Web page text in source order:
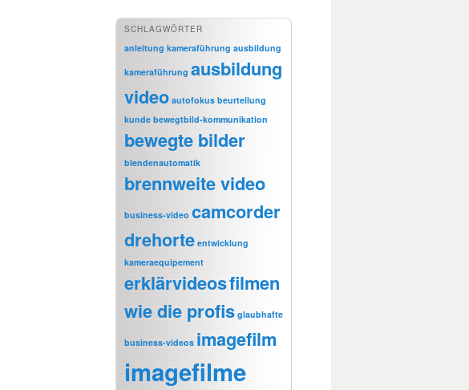
SCHLAGWÖRTER
anleitung kameraführung ausbildung
kameraführung ausbildung
video autofokus beurteilung
kunde bewegtbild-kommunikation
bewegte bilder
blendenautomatik
brennweite video
business-video camcorder
drehorte entwicklung
kameraequipement
erklärvideosfilmen
wie die profis glaubhafte
business-videos imagefilm
imagefilme